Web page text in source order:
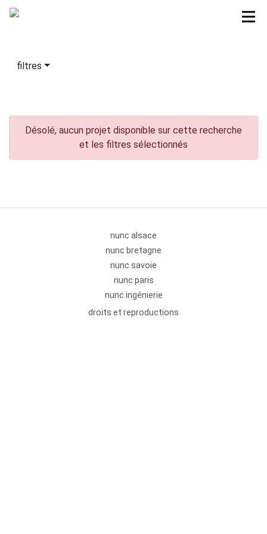
filtres
Désolé, aucun projet disponible sur cette recherche
et les filtres sélectionnés
nunc alsace
nunc bretagne
nunc savoie
nunc paris
nunc ingénierie
droits et reproductions